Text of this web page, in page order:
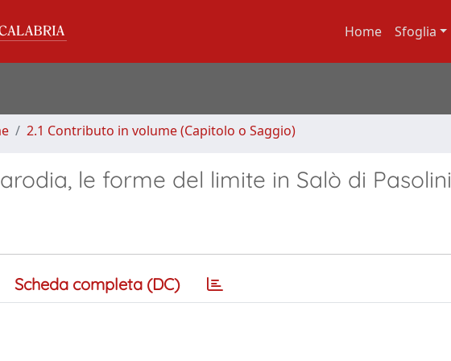
Home Sfoglia
2.1 Contributo in volume (Capitolo o Saggio)
le forme del limite in Salò di Pasolini
Scheda completa (DC)